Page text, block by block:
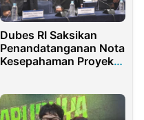
Dubes RI Saksikan
Penandatanganan Nota
Kesepahaman Proyek